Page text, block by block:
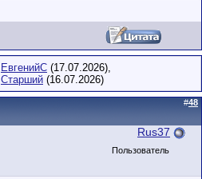
ЕвгенийС (17.07.2026),
Старший (16.07.2026)
#48
Rus37
Пользователь